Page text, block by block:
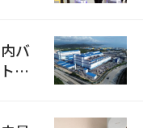
バ
ン